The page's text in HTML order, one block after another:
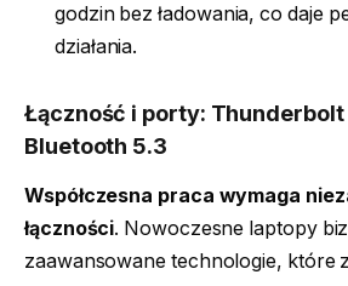
godzin bez ładowania, co daje
działania.
Łączność i porty: Thunderbolt
Bluetooth 5.3
Współczesna praca wymaga
łączności. Nowoczesne laptopy
zaawansowane technologie, które